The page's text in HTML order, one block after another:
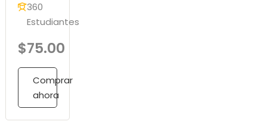
360
Estudiantes
$75.00
Comprar
ahora